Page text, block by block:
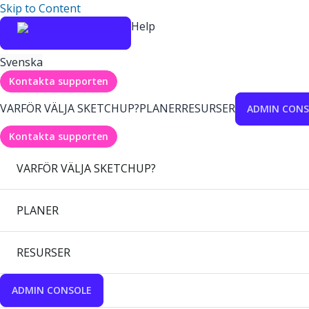
Skip to Content
Help
Svenska
Kontakta supporten
VARFÖR VÄLJA SKETCHUP?PLANERRESURSER ADMIN
Kontakta supporten
VARFÖR VÄLJA SKETCHUP?
PLANER
RESURSER
ADMIN CONSOLE